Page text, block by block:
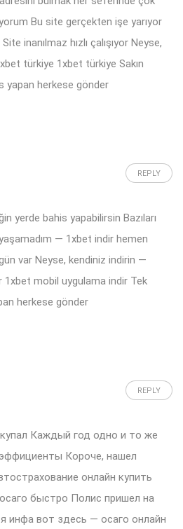
Bu site gerçekten işe yarıyor
inanılmaz hızlı çalışıyor Neyse,
türkiye 1xbet türkiye Sakın
yapan herkese gönder
REPLY
yerde bahis yapabilirsin Bazıları
— 1xbet indir hemen
var Neyse, kendiniz indirin —
1xbet mobil uygulama indir Tek
herkese gönder
REPLY
Каждый год одно и то же
Короче, нашел
онлайн купить
быстро Полис пришел на
инфа вот здесь — осаго онлайн